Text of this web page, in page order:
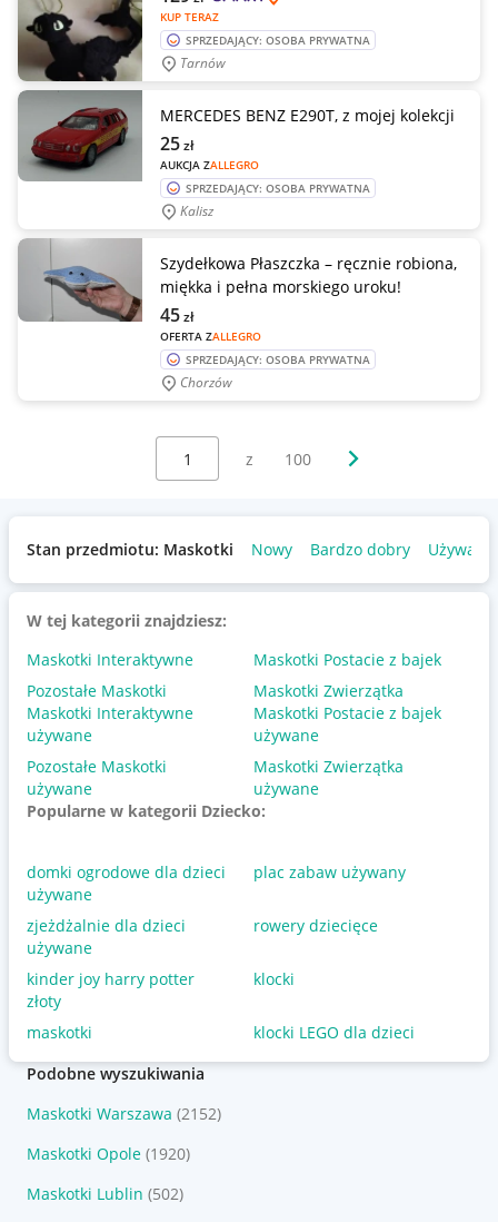
KUP TERAZ
SPRZEDAJĄCY: OSOBA PRYWATNA
Tarnów
MERCEDES BENZ E290T, z mojej kolekcji
AUKCJA ZALLEGRO
25zł
SPRZEDAJĄCY: OSOBA PRYWATNA
Kalisz
Szydełkowa Płaszczka – ręcznie robiona,
miękka i pełna morskiego uroku!
OFERTA ZALLEGRO
45zł
SPRZEDAJĄCY: OSOBA PRYWATNA
Chorzów
Wybierz stronę:
z 100 Następna strona
Stan przedmiotu: Maskotki Nowy Bardzo dobry Używany
W tej kategorii znajdziesz:
Maskotki Interaktywne
Maskotki Postacie z bajek
Pozostałe Maskotki
Maskotki Zwierzątka
Maskotki Interaktywne
używane
Maskotki Postacie z bajek
używane
Pozostałe Maskotki
używane
Maskotki Zwierzątka
używane
Popularne w kategorii Dziecko:
domki ogrodowe dla dzieci
używane
plac zabaw używany
zjeżdżalnie dla dzieci
używane
rowery dziecięce
kinder joy harry potter
złoty
klocki
maskotki
klocki LEGO dla dzieci
Podobne wyszukiwania
Maskotki Warszawa (2152)
Maskotki Opole (1920)
Maskotki Lublin (502)